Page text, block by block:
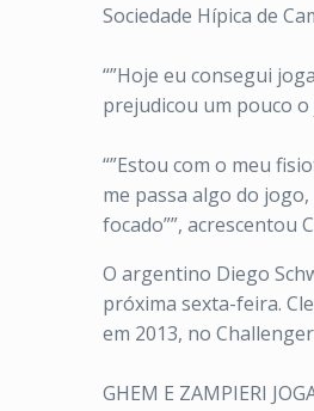
Sociedade Hípica de
“”Hoje eu consegui
prejudicou um pouco o
“”Estou com o meu
me passa algo do
focado””, acrescentou
O argentino Diego
próxima sexta-feira.
em 2013, no
GHEM E ZAMPIERI